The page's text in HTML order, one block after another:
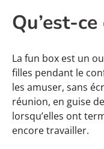
Qu’est-
La fun box est un
filles pendant le
les amuser, sans
réunion, en guise
lorsqu’elles ont
encore travailler.